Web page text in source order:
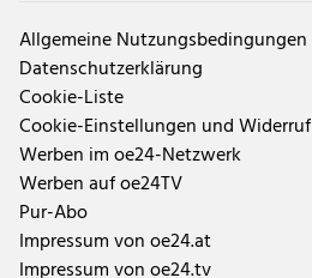
Allgemeine Nutzungsbedingungen
Datenschutzerklärung
Cookie-Liste
Cookie-Einstellungen und Widerruf
Werben im oe24-Netzwerk
Werben auf oe24TV
Pur-Abo
Impressum von oe24.at
Impressum von oe24.tv